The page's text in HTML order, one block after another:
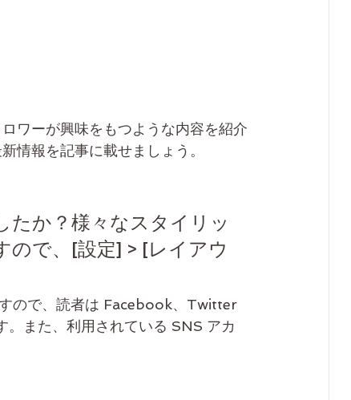
ワーが興味をもつような内容を紹介
情報を記事に載せましょう。
たか？様々なスタイリッ
ので、[設定] > [レイアウ
ので、読者は Facebook、Twitter
。また、利用されている SNS アカ